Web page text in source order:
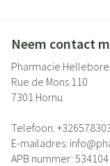
Neem contact
Pharmacie Hellebore
Rue de Mons 110
7301 Hornu
Telefoon:
E-mailadres: info@
APB nummer: 534104